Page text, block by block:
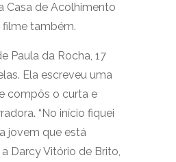
Casa de Acolhimento
também.
Paula da Rocha, 17
Ela escreveu uma
compôs o curta e
“No início fiquei
jovem que está
Darcy Vitório de Brito,